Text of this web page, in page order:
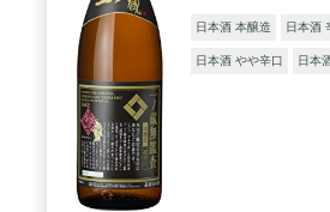
日本酒 本醸造 日本酒
日本酒 やや辛口 日本